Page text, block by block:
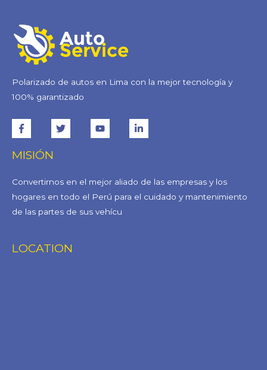
Polarizado de autos en Lima con la mejor tecnología y
100% garantizado
MISIÓN
Convertirnos en el mejor aliado de las empresas y los
hogares en todo el Perú para el cuidado y mantenimiento
de las partes de sus vehícu
LOCATION